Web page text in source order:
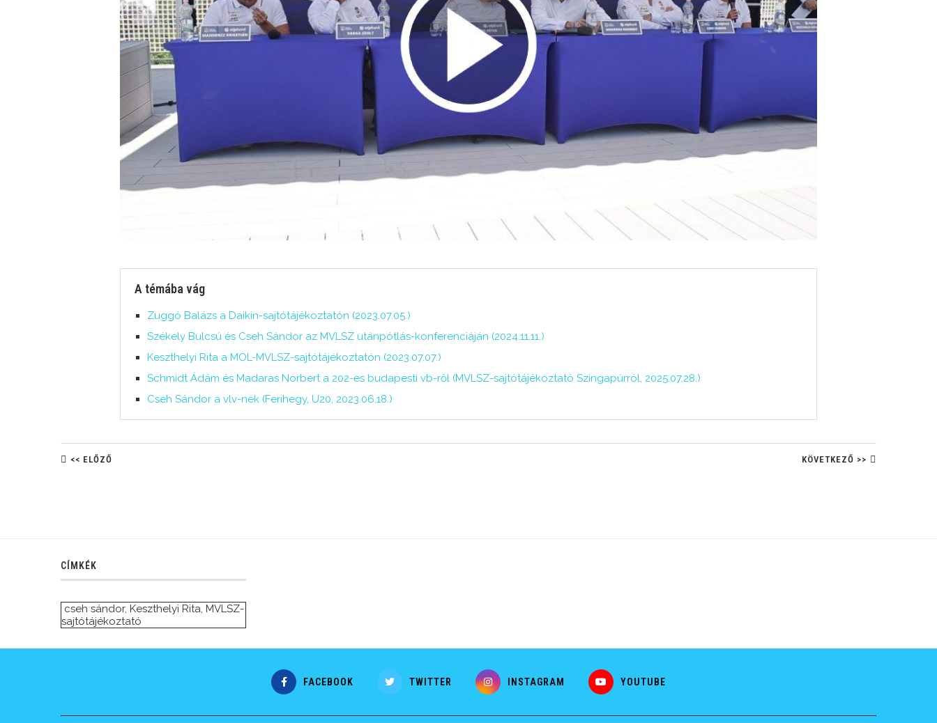
A témába vág
Zuggó Balázs a Daikin-sajtótájékoztatón (2023.07.05.)
Székely Bulcsú és Cseh Sándor az MVLSZ utánpótlás-konferenciáján (2024.11.11.)
Keszthelyi Rita a MOL-MVLSZ-sajtótájékoztatón (2023.07.07.)
Schmidt Ádám és Madaras Norbert a 202-es budapesti vb-ről (MVLSZ-sajtótájékoztató Szingapúrról, 2025.07.28.)
Cseh Sándor a vlv-nek (Ferihegy, U20, 2023.06.18.)
<< ELŐZŐ KÖVETKEZŐ >>
CÍMKÉK
cseh sándor, Keszthelyi Rita, MVLSZ-
sajtótájékoztató
FACEBOOK TWITTER INSTAGRAM YOUTUBE